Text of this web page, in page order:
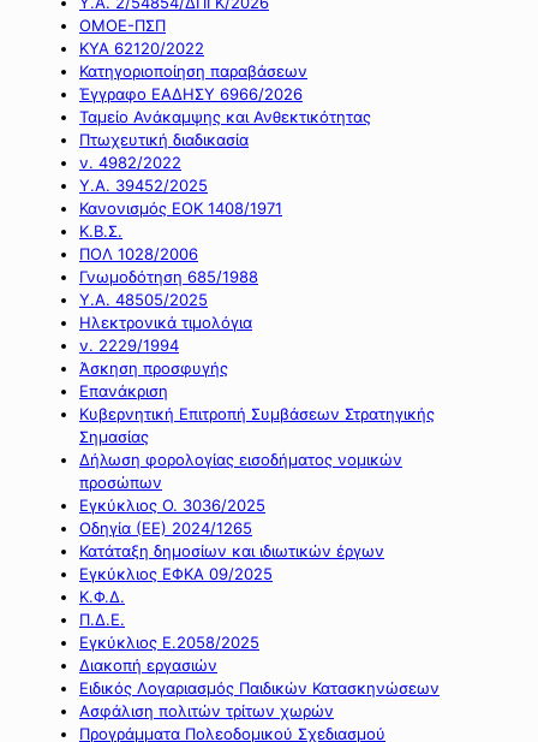
ΟΜΟΕ-ΠΣΠ
ΚΥΑ 62120/2022
Κατηγοριοποίηση παραβάσεων
Έγγραφο ΕΑΔΗΣΥ 6966/2026
Ταμείο Ανάκαμψης και Ανθεκτικότητας
Πτωχευτική διαδικασία
ν. 4982/2022
Υ.Α. 39452/2025
Κανονισμός ΕΟΚ 1408/1971
Κ.Β.Σ.
ΠΟΛ 1028/2006
Γνωμοδότηση 685/1988
Υ.Α. 48505/2025
Ηλεκτρονικά τιμολόγια
ν. 2229/1994
Άσκηση προσφυγής
Επανάκριση
Κυβερνητική Επιτροπή Συμβάσεων Στρατηγικής
Σημασίας
Δήλωση φορολογίας εισοδήματος νομικών
προσώπων
Εγκύκλιος Ο. 3036/2025
Οδηγία (ΕΕ) 2024/1265
Κατάταξη δημοσίων και ιδιωτικών έργων
Εγκύκλιος ΕΦΚΑ 09/2025
Κ.Φ.Δ.
Π.Δ.Ε.
Εγκύκλιος Ε.2058/2025
Διακοπή εργασιών
Ειδικός Λογαριασμός Παιδικών Κατασκηνώσεων
Ασφάλιση πολιτών τρίτων χωρών
Προγράμματα Πολεοδομικού Σχεδιασμού